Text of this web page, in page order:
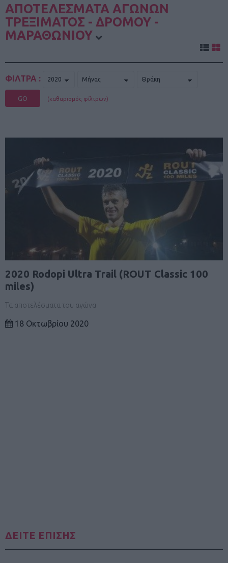
ΑΠΟΤΕΛΕΣΜΑΤΑ ΑΓΩΝΩΝ
ΤΡΕΞΙΜΑΤΟΣ - ΔΡΟΜΟΥ -
ΜΑΡΑΘΩΝΙΟΥ
ΦΙΛΤΡΑ :
GO (καθαρισμός φίλτρων)
2020 Rodopi Ultra Trail (ROUT Classic 100
miles)
Τα αποτελέσματα του αγώνα
18 Οκτωβρίου 2020
ΔΕΙΤΕ ΕΠΙΣΗΣ